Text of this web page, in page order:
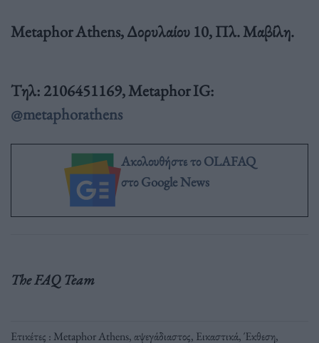
MetaphorAthens, Δορυλαίου 10,Πλ. Μαβίλη.
Tηλ: 2106451169, ΜetaphorΙG:
@metaphorathens
Ακολουθήστε το OLAFAQ
στο Google News
The FAQ Team
Ετικέτες : Metaphor Athens,αψεγάδιαστος, Εικαστικά,Έκθεση,